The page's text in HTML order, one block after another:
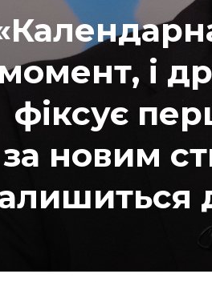
і
фіксує
за новим